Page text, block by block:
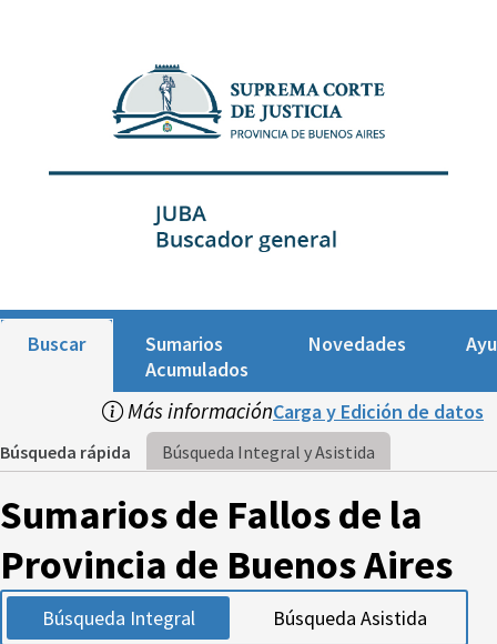
Buscar
Sumarios
Acumulados
Novedades
Más informaciónCarga y Edición de datos
Búsqueda rápida Búsqueda Integral y Asistida
Sumarios de Fallos de la
Provincia de Buenos Aires
Búsqueda Integral Búsqueda Asistida